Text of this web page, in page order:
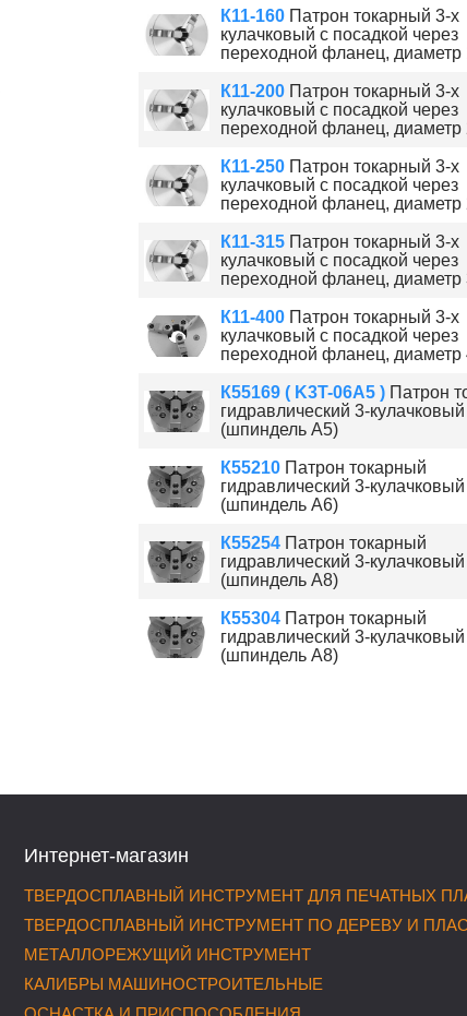
К11-160 Патрон токарный 3-х
кулачковый с посадкой через
переходной фланец,
К11-200 Патрон токарный 3-х
кулачковый с посадкой через
переходной фланец,
К11-250 Патрон токарный 3-х
кулачковый с посадкой через
переходной фланец,
К11-315 Патрон токарный 3-х
кулачковый с посадкой через
переходной фланец,
К11-400 Патрон токарный 3-х
кулачковый с посадкой через
переходной фланец,
К55169 ( K3T-06A5 ) Патрон
гидравлический 3-
(шпиндель A5)
К55210 Патрон токарный
гидравлический 3-
(шпиндель A6)
К55254 Патрон токарный
гидравлический 3-
(шпиндель A8)
К55304 Патрон токарный
гидравлический 3-
(шпиндель A8)
Интернет-магазин
ТВЕРДОСПЛАВНЫЙ ИНСТРУМЕНТ ДЛЯ ПЕЧАТНЫХ
ТВЕРДОСПЛАВНЫЙ ИНСТРУМЕНТ ПО ДЕРЕВУ И
МЕТАЛЛОРЕЖУЩИЙ ИНСТРУМЕНТ
КАЛИБРЫ МАШИНОСТРОИТЕЛЬНЫЕ